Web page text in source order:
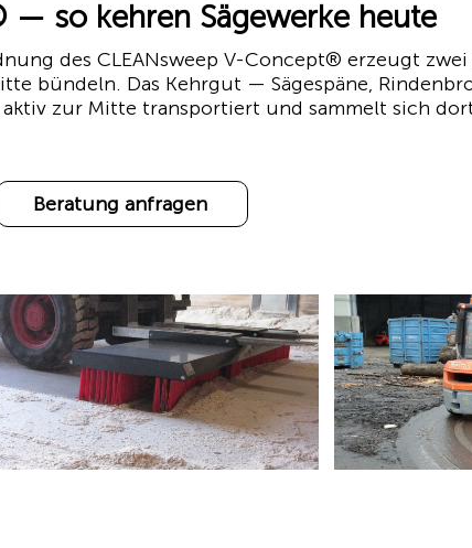
so kehren Sägewerke heute
des CLEANsweep V-Concept® erzeugt
bündeln. Das Kehrgut — Sägespäne,
zur Mitte transportiert und sammelt sich
Beratung anfragen